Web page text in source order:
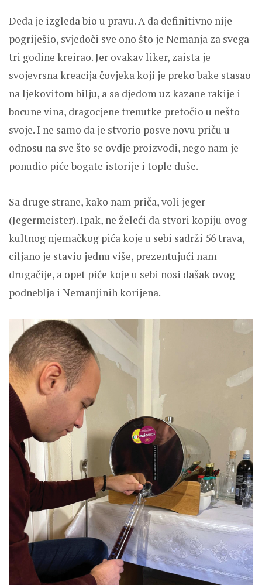
Deda je izgleda bio u pravu. A da definitivno nije
pogriješio, svjedoči sve ono što je Nemanja za svega
tri godine kreirao. Jer ovakav liker, zaista je
svojevrsna kreacija čovjeka koji je preko bake stasao
na ljekovitom bilju, a sa djedom uz kazane rakije i
bocune vina, dragocjene trenutke pretočio u nešto
svoje. I ne samo da je stvorio posve novu priču u
odnosu na sve što se ovdje proizvodi, nego nam je
ponudio piće bogate istorije i tople duše.
Sa druge strane, kako nam priča, voli jeger
(Jegermeister). Ipak, ne želeći da stvori kopiju ovog
kultnog njemačkog pića koje u sebi sadrži 56 trava,
ciljano je stavio jednu više, prezentujući nam
drugačije, a opet piće koje u sebi nosi dašak ovog
podneblja i Nemanjinih korijena.